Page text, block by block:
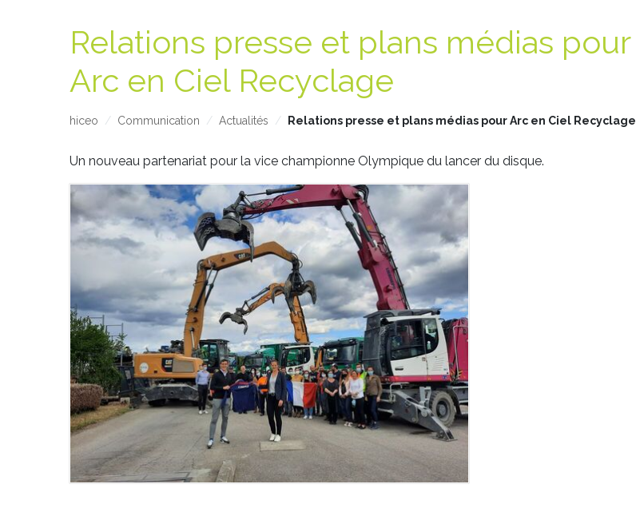
Relations presse et plans médias pour
Arc en Ciel Recyclage
hiceo Communication Actualités Relations presse et plans médias pour Arc en Ciel Recyclage
Un nouveau partenariat pour la vice championne Olympique du lancer du disque.